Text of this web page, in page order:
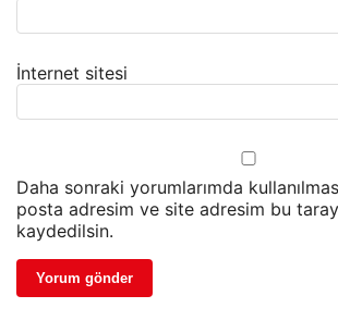
İnternet sitesi
Daha sonraki yorumlarımda
posta adresim ve site adresim bu
kaydedilsin.